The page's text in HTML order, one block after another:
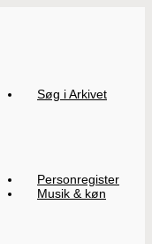
Søg i Arkivet
Personregister
Musik & køn